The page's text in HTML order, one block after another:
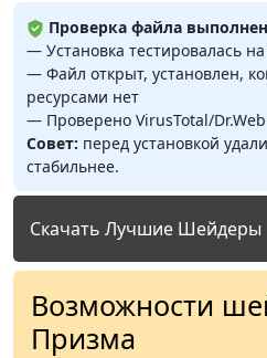
Проверка файла
— Установка тестировалась
— Файл открыт, установлен,
ресурсами нет
— Проверено VirusTotal/
Совет: перед установкой
стабильнее.
Скачать Лучшие Шейдеры
Возможности
Призма